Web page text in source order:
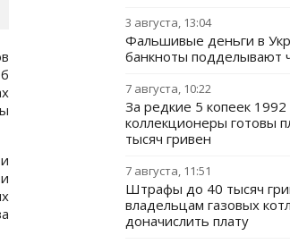
3 августа, 13:04
Фальшивые деньги в
банкноты подделывают
7 августа, 10:22
За редкие 5 копеек 1992
коллекционеры готовы
тысяч гривен
7 августа, 11:51
Штрафы до 40 тысяч
владельцам газовых
доначислить плату